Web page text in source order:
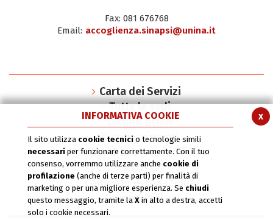
Fax: 081 676768
Email: accoglienza.sinapsi@unina.it
Carta dei Servizi
Tutte le sedi
Dicono di noi
Riconoscimenti
SInAPSi book series
Il Logo
Comitato di redazione
Privacy Policy
x
INFORMATIVA COOKIE
Il sito utilizza cookie tecnici o tecnologie simili
necessari per funzionare correttamente. Con il tuo
consenso, vorremmo utilizzare anche cookie di
profilazione (anche di terze parti) per finalità di
marketing o per una migliore esperienza. Se chiudi
questo messaggio, tramite la X in alto a destra, accetti
solo i cookie necessari.